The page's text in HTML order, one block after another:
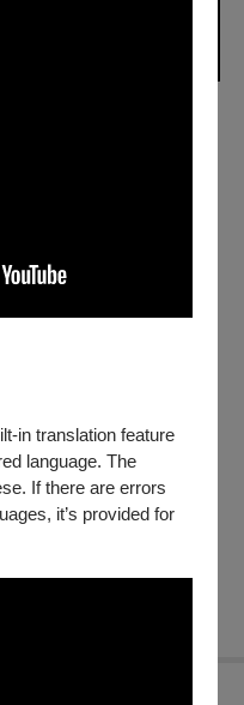
in translation feature
language. The
If there are errors
it’s provided for
為圓心、創意為半徑，不
舞蹈、新馬戲、機械裝
獨樹一格的舞臺藝術饗
感連結，能夠超越語言、
深刻的情感共鳴。
三十個國家，是國際重要
上海世博會、日本愛知博
家劇院、中南美洲多國的
場獨創的演出形式，能夠
烈的迴響與讚賞。
與觀眾的內心對話，開啟
惜每一次的相遇，透過不
驚喜體驗。
晚上場19:20）尚未入